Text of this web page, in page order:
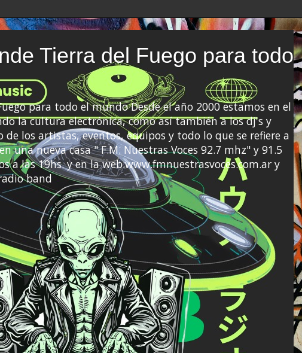
Tierra del Fuego para todo
para todo el mundo Desde el año 2000 estamos en el
la cultura electrónica, como así también a los dj's y
los artistas, eventos, equipos y todo lo que se refiere a
una nueva casa " F.M. Nuestras Voces 92.7 mhz" y 91.5
a las 19hs. y en la web:www.fmnuestrasvoces.com.ar y
band